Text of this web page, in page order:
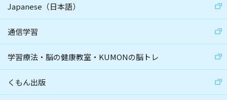
Japanese（日本語）
通信学習
学習療法・脳の健康教室・KUMONの脳トレ
くもん出版